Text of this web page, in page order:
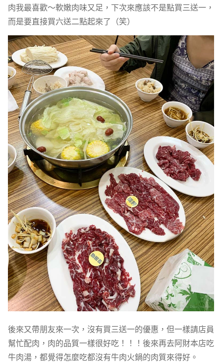
肉我最喜歡～軟嫩肉味又足，下次來應該不是點買三送一，
而是要直接買六送二點起來了（笑）
後來又帶朋友來一次，沒有買三送一的優惠，但一樣請店員
幫忙配肉，肉的品質一樣很好吃！！！後來再去阿財本店吃
牛肉湯，都覺得怎麼吃都沒有牛肉火鍋的肉質來得好。